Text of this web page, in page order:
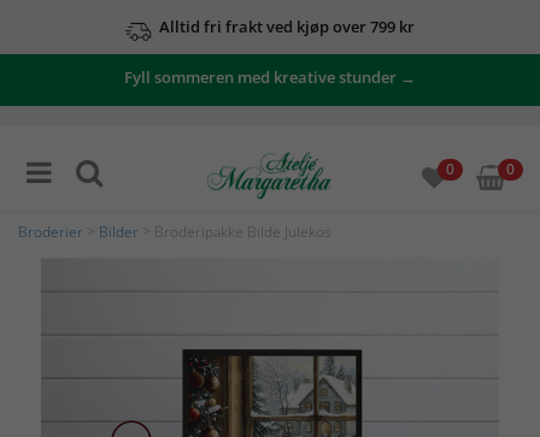
Alltid fri frakt ved kjøp over 799 kr
Fyll sommeren med kreative stunder →
0 0
Broderier Bilder > Broderipakke Bilde Julekos